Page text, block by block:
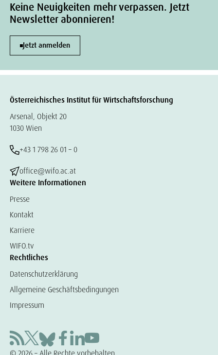
Keine Neuigkeiten mehr verpassen. Jetzt
Newsletter abonnieren!
Jetzt anmelden
Österreichisches Institut für Wirtschaftsforschung
Arsenal, Objekt 20
1030 Wien
+43 1 798 26 01 – 0
office@wifo.ac.at
Weitere Informationen
Presse
Kontakt
Karriere
WIFO.tv
Rechtliches
Datenschutzerklärung
Allgemeine Geschäftsbedingungen
Impressum